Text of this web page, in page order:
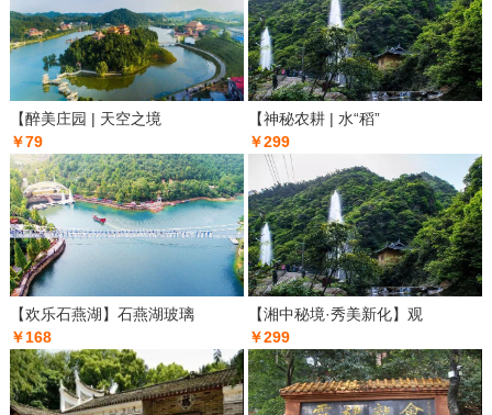
【醉美庄园 | 天空之境
￥79
【神秘农耕 | 水“稻”
￥299
【欢乐石燕湖】石燕湖玻璃
￥168
【湘中秘境·秀美新化】观
￥299